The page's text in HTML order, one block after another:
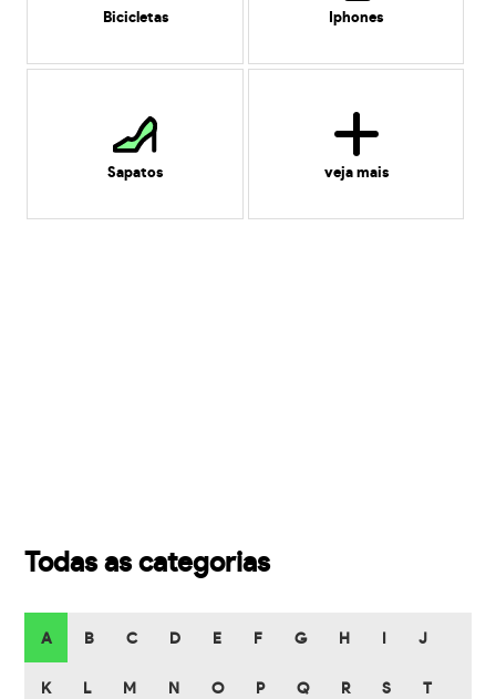
Bicicletas Iphones
Sapatos veja mais
Todas as categorias
A B C D E F G H J
K L M N O P Q R S T